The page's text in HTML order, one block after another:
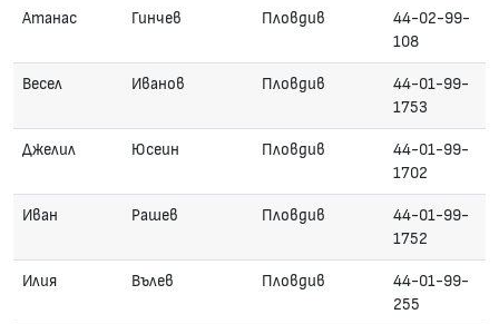
Атанас Гинчев Пловдив
44-02-99-
108
Весел Иванов Пловдив
44-01-99-
1753
Джелил Юсеин Пловдив
44-01-99-
1702
Иван Рашев Пловдив
44-01-99-
1752
Илия Вълев Пловдив
44-01-99-
255